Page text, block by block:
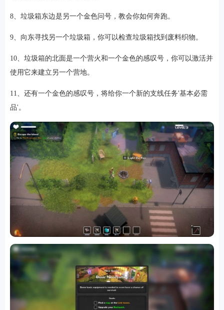
8、垃圾箱东边是另一个金色问号，教会你如何奔跑。
9、向东寻找另一个垃圾箱，你可以检查垃圾箱找到废料织物。
10、垃圾箱的北面是一个营火和一个金色的感叹号，你可以激活并
使用它来建立另一个营地。
11、还有一个金色的感叹号，将给你一个新的支线任务'基本必需
品'。